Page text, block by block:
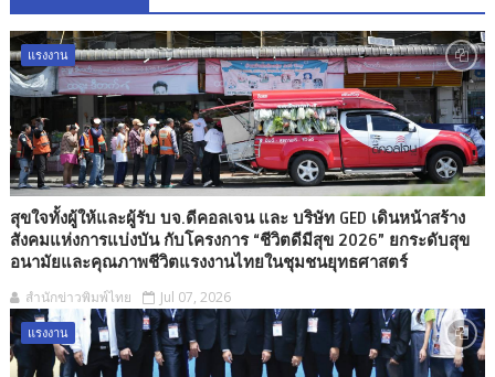
แรงงาน
สุขใจทั้งผู้ให้และผู้รับ บจ.ดีคอลเจน และ บริษัท GED เดินหน้าสร้าง
สังคมแห่งการแบ่งบัน กับโครงการ “ชีวิตดีมีสุข 2026” ยกระดับสุข
อนามัยและคุณภาพชีวิตแรงงานไทยในชุมชนยุทธศาสตร์
สำนักข่าวพิมพ์ไทย Jul 07, 2026
แรงงาน